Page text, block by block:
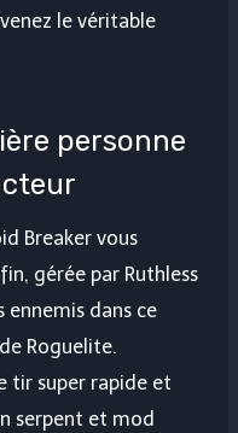
le véritable
personne
Breaker vous
gérée par Ruthless
ennemis dans ce
Roguelite.
tir super rapide et
serpent et mod